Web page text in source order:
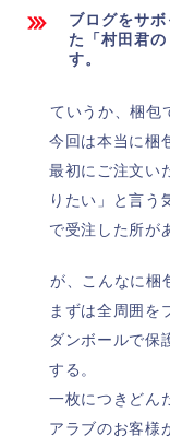
ブログをサ
た「村田君
す。
ていうか、梱包
今回は本当に梱
最初にご注文い
りたい」と言う
で受注した所が
が、こんなに梱
まずは全周囲を
ダンボールで保
する。
一枚につきどん
アラブのお客様